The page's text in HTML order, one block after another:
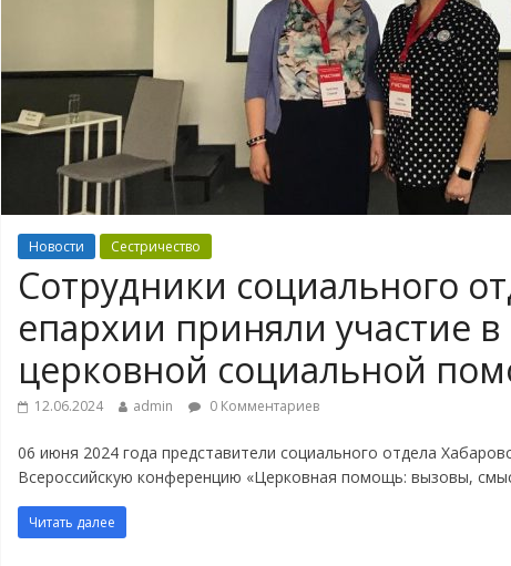
Новости Сестричество
Сотрудники социального
епархии приняли участие
церковной социальной
12.06.2024 admin 0 Комментариев
06 июня 2024 года представители социального отдела
Всероссийскую конференцию «Церковная помощь: вызовы,
Читать далее